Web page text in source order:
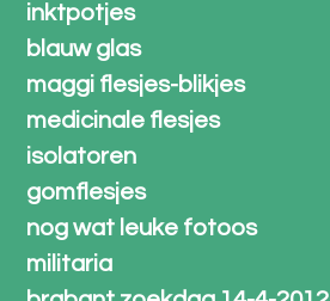
inktpotjes
blauw glas
maggi flesjes-blikjes
medicinale flesjes
isolatoren
gomflesjes
nog wat leuke fotoos
militaria